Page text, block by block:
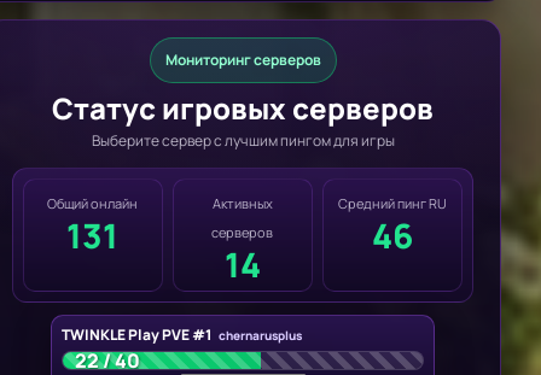
Мониторинг серверов
Статус игровых серверов
Выберите сервер с лучшим пингом для игры
Общий онлайн
131
Активных
серверов
14
Средний пинг RU
46
TWINKLE Play PVE #1 chernarusplus
22 / 40